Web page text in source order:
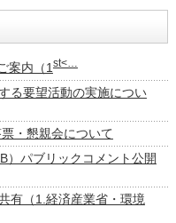
案内（1 st<…
る要望活動の実施につい
・懇親会について
）パブリックコメント公開
有（1.経済産業省・環境